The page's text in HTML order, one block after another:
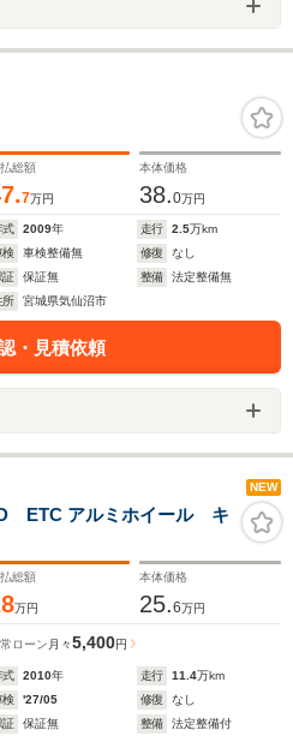
総額
7万円
本体価格
38.0万円
式 2009年 走行 2.5万km
検
車検整備無 修復
なし
証
保証無 整備
法定整備無
所
宮城県気仙沼市
・見積依頼
NEW
ETC アルミホイール キ
総額
万円
本体価格
25.6万円
ローン 月々5,400円
式 2010年 走行 11.4万km
検
'27/05 修復
なし
証
保証無 整備
法定整備付